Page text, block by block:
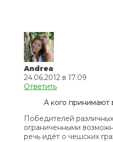
Andrea
24.06.2012 в 17:09
Ответить
А кого принимают
Победителей
ограниченными
речь идёт о чешских